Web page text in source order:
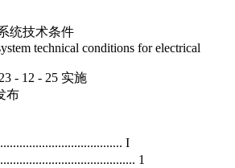
统技术条件
technical conditions for electrical
- 12 - 25 实施
布
I
1